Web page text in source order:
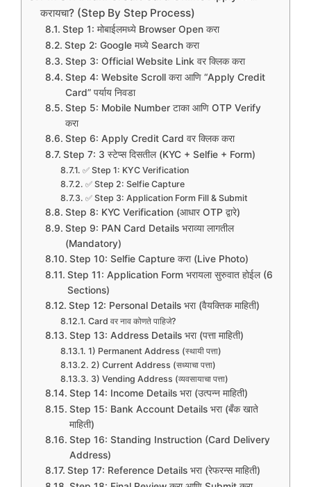
करायचा? (Step By Step Process)
Step 1: मोबाईलमध्ये Browser Open करा
Step 2: Google मध्ये Search करा
Step 3: Official Website Link वर क्लिक करा
Step 4: Website Scroll करा आणि “Apply Credit
Card” पर्याय निवडा
Step 5: Mobile Number टाका आणि OTP Verify
करा
Step 6: Apply Credit Card वर क्लिक करा
Step 7: 3 स्टेप्स दिसतील (KYC + Selfie + Form)
✅ Step 1: KYC Verification
✅ Step 2: Selfie Capture
✅ Step 3: Application Form Fill & Submit
Step 8: KYC Verification (आधार OTP द्वारे)
Step 9: PAN Card Details भराव्या लागतील
(Mandatory)
Step 10: Selfie Capture करा (Live Photo)
Step 11: Application Form भरायला सुरुवात होईल (6
Sections)
Step 12: Personal Details भरा (वैयक्तिक माहिती)
Card वर नाव कोणते पाहिजे?
Step 13: Address Details भरा (पत्ता माहिती)
1) Permanent Address (स्थायी पत्ता)
2) Current Address (सध्याचा पत्ता)
3) Vending Address (व्यवसायाचा पत्ता)
Step 14: Income Details भरा (उत्पन्न माहिती)
Step 15: Bank Account Details भरा (बँक खाते
माहिती)
Step 16: Standing Instruction (Card Delivery
Address)
Step 17: Reference Details भरा (रेफरन्स माहिती)